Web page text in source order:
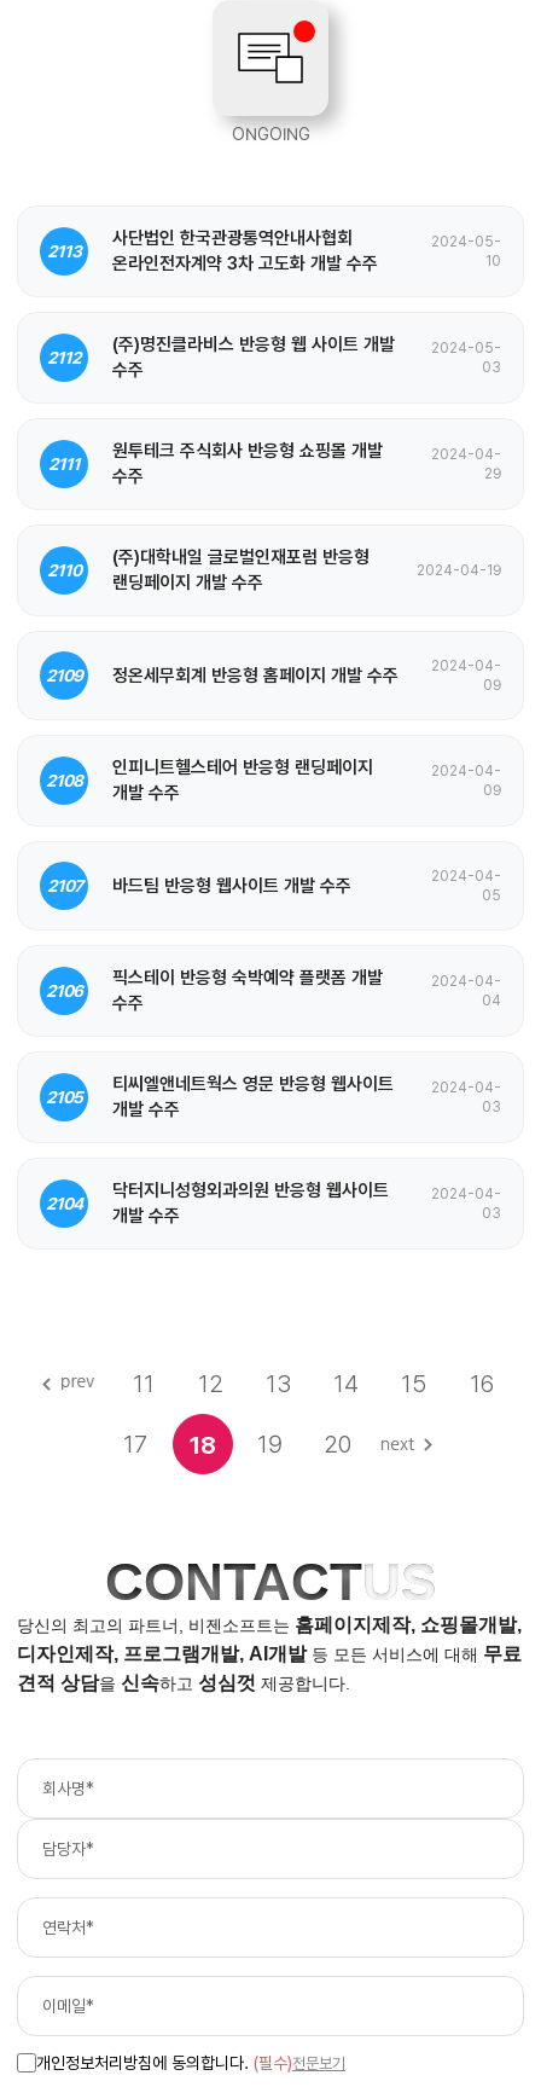
ONGOING
2113
사단법인 한국관광통역안내사협회
온라인전자계약 3차 고도화 개발 수주
2024-05-
10
2112
(주)명진클라비스 반응형 웹 사이트 개발
수주
2024-05-
03
2111
원투테크 주식회사 반응형 쇼핑몰 개발
수주
2024-04-
29
2110
(주)대학내일 글로벌인재포럼 반응형
랜딩페이지 개발 수주
2024-04-19
2109 정온세무회계 반응형 홈페이지 개발 수주
2024-04-
09
2108
인피니트헬스테어 반응형 랜딩페이지
개발 수주
2024-04-
09
2107 바드팀 반응형 웹사이트 개발 수주
2024-04-
05
2106
픽스테이 반응형 숙박예약 플랫폼 개발
수주
2024-04-
04
2105
티씨엘앤네트웍스 영문 반응형 웹사이트
개발 수주
2024-04-
03
2104
닥터지니성형외과의원 반응형 웹사이트
개발 수주
2024-04-
03
11 12 13 14 15 16
17 18 19 20
CONTACTUS
당신의 최고의 파트너, 비젠소프트는 홈페이지제작, 쇼핑몰개발,
디자인제작, 프로그램개발, AI개발등 모든 서비스에 대해 무료
견적 상담을 신속하고 성심껏 제공합니다.
개인정보처리방침에 동의합니다. (필수)전문보기